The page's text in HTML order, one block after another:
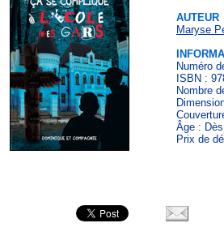
AUTEUR
Maryse
Numéro
ISBN :
Nombre
Âge :
Prix de